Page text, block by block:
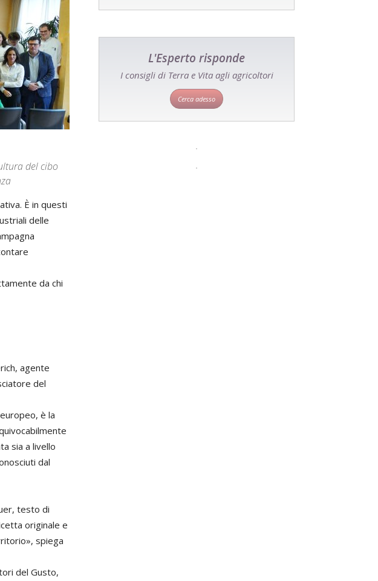
del cibo
È in questi
delle
da chi
agente
del
è la
sia a livello
dal
testo di
originale e
spiega
del Gusto,
L'Esperto risponde
I consigli di Terra e Vita agli agricoltori
Cerca adesso